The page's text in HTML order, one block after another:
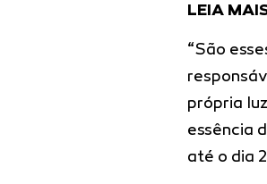
LEIA
“São
própria
essência
até o dia